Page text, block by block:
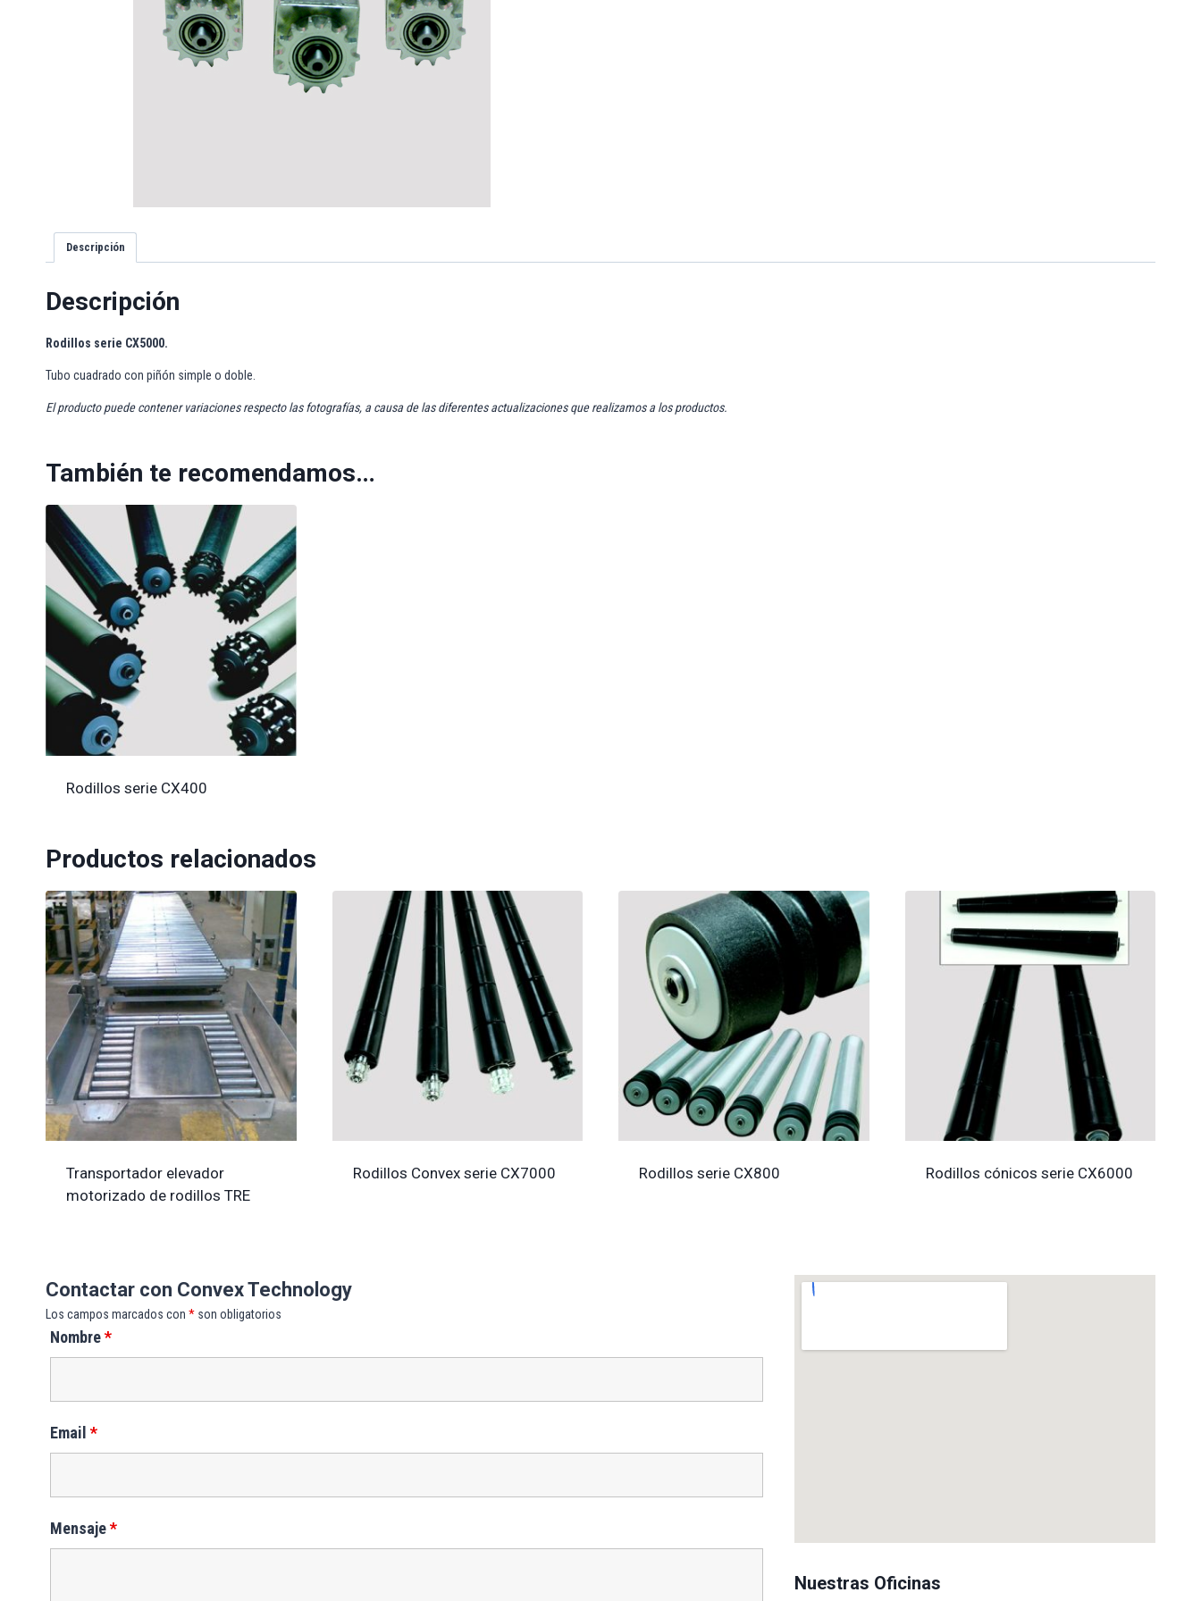
Descripción
Descripción
Rodillos serie CX5000.
Tubo cuadrado con piñón simple o doble.
El producto puede contener variaciones respecto las fotografías, a causa de las diferentes actualizaciones que realizamos a los productos.
También te recomendamos…
Rodillos serie CX400
Productos relacionados
Transportador elevador
motorizado de rodillos TRE
Rodillos Convex serie CX7000 Rodillos serie CX800 Rodillos cónicos serie CX6000
Contactar con Convex Technology
Los campos marcados con * son obligatorios
Nombre*
Email *
Mensaje*
Nuestras Oficinas